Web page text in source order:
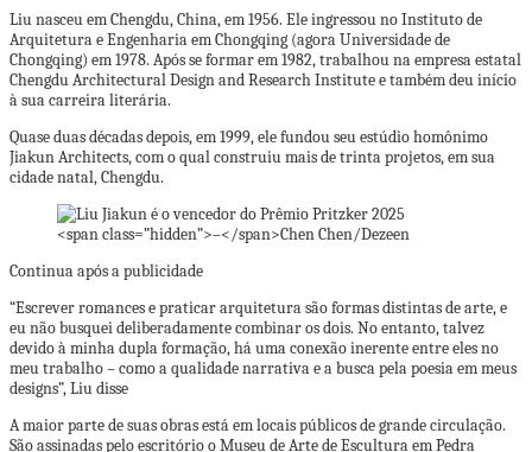
Liu nasceu em Chengdu, China, em 1956. Ele ingressou no Instituto de
Arquitetura e Engenharia em Chongqing (agora Universidade de
Chongqing) em 1978. Após se formar em 1982, trabalhou na empresa estatal
Chengdu Architectural Design and Research Institute e também deu início
à sua carreira literária.
Quase duas décadas depois, em 1999, ele fundou seu estúdio homônimo
Jiakun Architects, com o qual construiu mais de trinta projetos, em sua
cidade natal, Chengdu.
<span class=”hidden”>–</span>Chen Chen/Dezeen
Continua após a publicidade
“Escrever romances e praticar arquitetura são formas distintas de arte, e
eu não busquei deliberadamente combinar os dois. No entanto, talvez
devido à minha dupla formação, há uma conexão inerente entre eles no
meu trabalho – como a qualidade narrativa e a busca pela poesia em meus
designs”, Liu disse
A maior parte de suas obras está em locais públicos de grande circulação.
São assinadas pelo escritório o Museu de Arte de Escultura em Pedra